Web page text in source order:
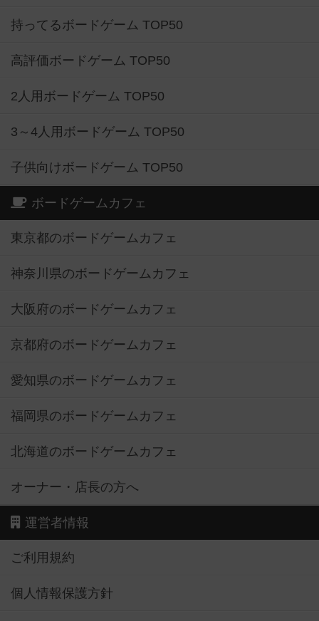
持ってるボードゲーム TOP50
高評価ボードゲーム TOP50
2人用ボードゲーム TOP50
3～4人用ボードゲーム TOP50
子供向けボードゲーム TOP50
ボードゲームカフェ
東京都のボードゲームカフェ
神奈川県のボードゲームカフェ
大阪府のボードゲームカフェ
京都府のボードゲームカフェ
愛知県のボードゲームカフェ
福岡県のボードゲームカフェ
北海道のボードゲームカフェ
オーナー・店長の方へ
運営者情報
ご利用規約
個人情報保護方針